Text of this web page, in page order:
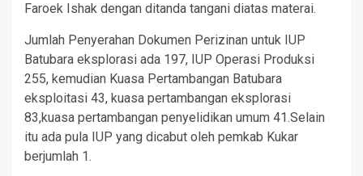
Faroek Ishak dengan ditanda tangani diatas materai.
Jumlah Penyerahan Dokumen Perizinan untuk IUP
Batubara eksplorasi ada 197, IUP Operasi Produksi
255, kemudian Kuasa Pertambangan Batubara
eksploitasi 43, kuasa pertambangan eksplorasi
83,kuasa pertambangan penyelidikan umum 41.Selain
itu ada pula IUP yang dicabut oleh pemkab Kukar
berjumlah 1.